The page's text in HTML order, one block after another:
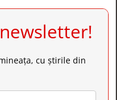
cu știrile din